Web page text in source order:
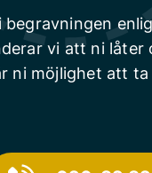
vi att ni låter
ni möjlighet att